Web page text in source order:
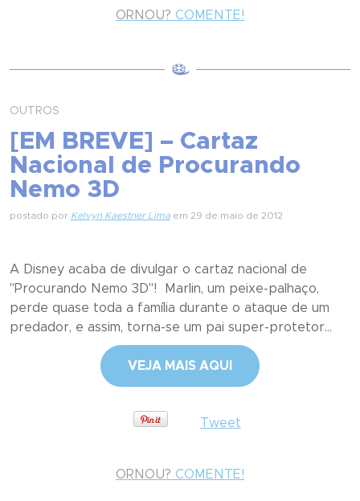
ORNOU? COMENTE!
OUTROS
[EM BREVE] – Cartaz
Nacional de Procurando
Nemo 3D
postado por Kelvyn Kaestner Lima em 29 de maio de 2012
A Disney acaba de divulgar o cartaz nacional de
"Procurando Nemo 3D"! Marlin, um peixe-palhaço,
perde quase toda a família durante o ataque de um
predador, e assim, torna-se um pai super-protetor...
VEJA MAIS AQUI
Tweet
ORNOU? COMENTE!